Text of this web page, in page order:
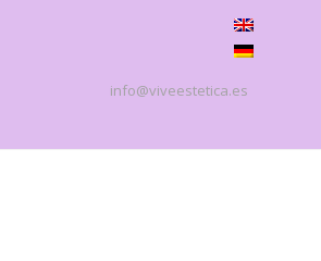
info@viveestetica.es